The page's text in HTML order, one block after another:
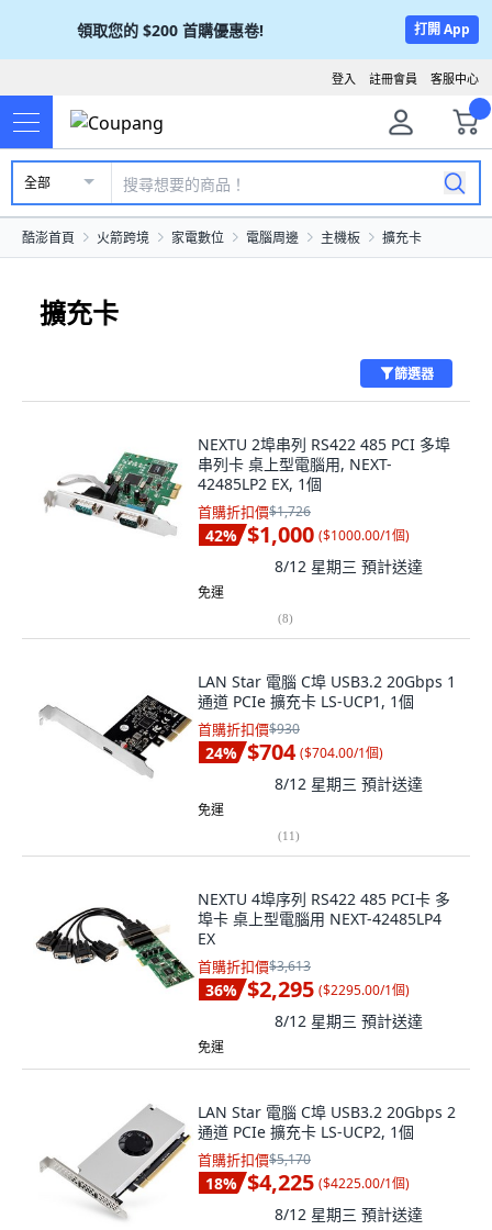
領取您的 $200 首購優惠卷! 打開 App
客服中心
註冊會員
登入
全部
酷澎首頁 火箭跨境 家電數位 電腦周邊 主機板 擴充卡
擴充卡
篩選器
NEXTU 2埠串列 RS422 485 PCI 多埠
串列卡 桌上型電腦用, NEXT-
42485LP2 EX, 1個
首購折扣價$1,726
42% $1,000 ($1000.00/1個)
8/12 星期三 預計送達
免運
(8)
LAN Star 電腦 C埠 USB3.2 20Gbps 1
通道 PCIe 擴充卡 LS-UCP1, 1個
首購折扣價$930
24% $704 ($704.00/1個)
8/12 星期三 預計送達
免運
(11)
NEXTU 4埠序列 RS422 485 PCI卡 多
埠卡 桌上型電腦用 NEXT-42485LP4
EX
首購折扣價$3,613
36% $2,295 ($2295.00/1個)
8/12 星期三 預計送達
免運
LAN Star 電腦 C埠 USB3.2 20Gbps 2
通道 PCIe 擴充卡 LS-UCP2, 1個
首購折扣價$5,170
18% $4,225 ($4225.00/1個)
8/12 星期三 預計送達